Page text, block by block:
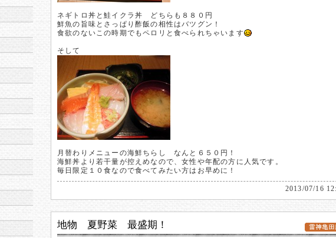
ネギトロ丼と鮭イクラ丼 どちらも８８０円
鮮魚の旨味とさっぱり酢飯の相性はバツグン！
食欲のないこの時期でもペロリと食べられちゃいます
そして
月替わりメニューの海鮮ちらし なんと６５０円！
海鮮丼より若干量が控えめなので、女性や年配の方に人気です。
毎日限定１０食なので食べてみたい方はお早めに！
2013/07/16
地物 夏野菜 最盛期！